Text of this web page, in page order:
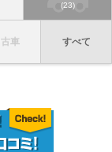
(23)
車 すべて